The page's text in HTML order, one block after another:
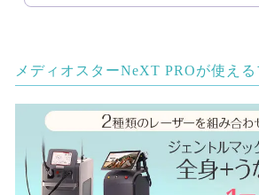
メディオスターNeXT PROが使える